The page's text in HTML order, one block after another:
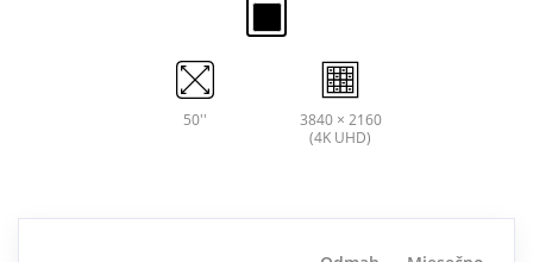
50''
3840 × 2160
(4K UHD)